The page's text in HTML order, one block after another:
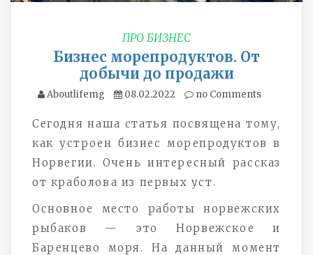
ПРО БИЗНЕС
Бизнес морепродуктов. От
добычи до продажи
Aboutlifemg 08.02.2022 no Comments
Сегодня наша статья посвящена тому,
как устроен бизнес морепродуктов в
Норвегии. Очень интересный рассказ
от краболова из первых уст.
Основное место работы норвежских
рыбаков — это Норвежское и
Баренцево моря. На данный момент